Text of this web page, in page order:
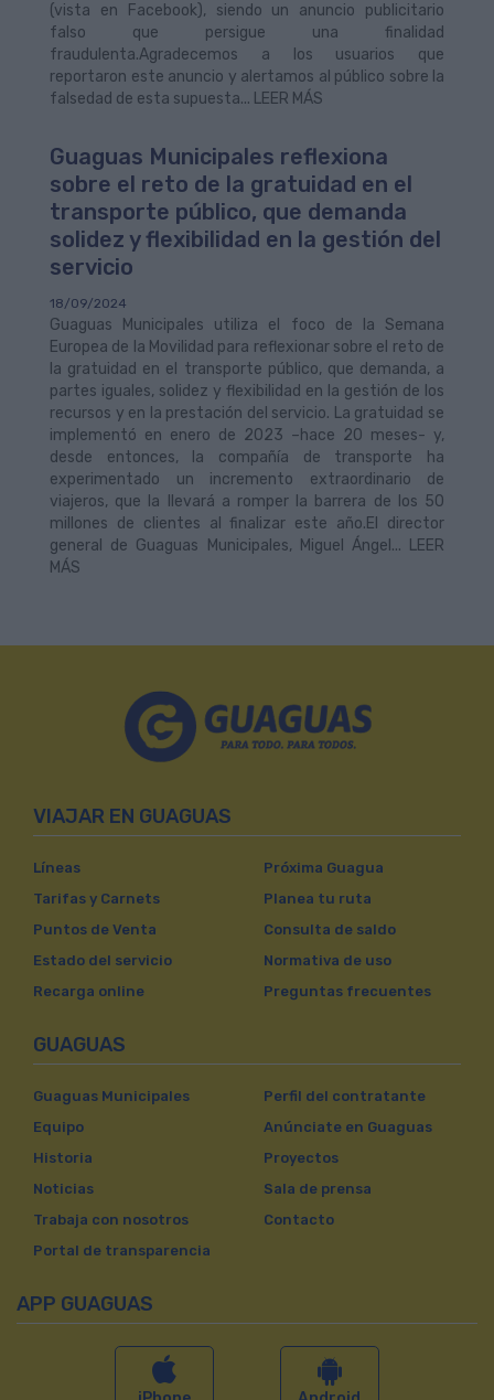
(vista en Facebook), siendo un anuncio publicitario
falso que persigue una finalidad
fraudulenta.Agradecemos a los usuarios que
reportaron este anuncio y alertamos al público sobre la
falsedad de esta supuesta... LEER MÁS
Guaguas Municipales reflexiona
sobre el reto de la gratuidad en el
transporte público, que demanda
solidez y flexibilidad en la gestión del
servicio
18/09/2024
Guaguas Municipales utiliza el foco de la Semana
Europea de la Movilidad para reflexionar sobre el reto de
la gratuidad en el transporte público, que demanda, a
partes iguales, solidez y flexibilidad en la gestión de los
recursos y en la prestación del servicio. La gratuidad se
implementó en enero de 2023 –hace 20 meses- y,
desde entonces, la compañía de transporte ha
experimentado un incremento extraordinario de
viajeros, que la llevará a romper la barrera de los 50
millones de clientes al finalizar este año.El director
general de Guaguas Municipales, Miguel Ángel... LEER
MÁS
VIAJAR EN GUAGUAS
Líneas
Tarifas y Carnets
Puntos de Venta
Estado del servicio
Recarga online
Próxima Guagua
Planea tu ruta
Consulta de saldo
Normativa de uso
Preguntas frecuentes
GUAGUAS
Guaguas Municipales
Equipo
Historia
Noticias
Trabaja con nosotros
Portal de transparencia
Perfil del contratante
Anúnciate en Guaguas
Proyectos
Sala de prensa
Contacto
APP GUAGUAS